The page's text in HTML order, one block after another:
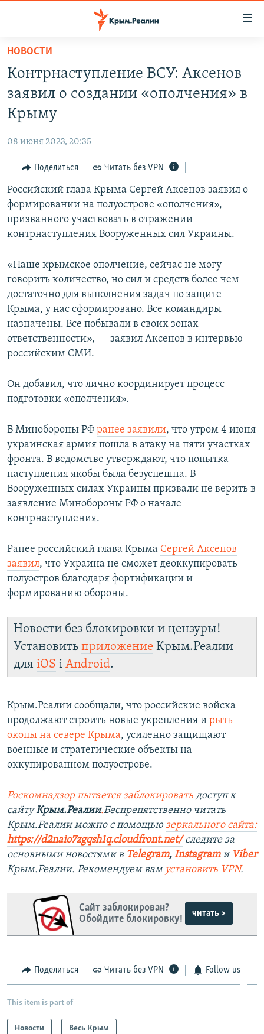
Вернуться
основному
содержанию
Вернутся
главной
Вернутся
поиску
СПЕЦПРОЕКТЫ
11 ЛЕТ ОККУПАЦИИ КРЫМА. 11 ИСТОРИЙ СОПРОТИВЛЕНИЯ
ВОДА
ЕЩЕ
ИНТЕРАКТИВ
ИНФОГРАФИКА
ТЕЛЕПРОЕКТ КРЫМ.РЕАЛИИ
СОВЕТЫ ПРАВОЗАЩИТНИКОВ
ПОБЕДИТЕЛЕЙ НЕ СУДЯТ?
КРЫМ.НЕПОКОРЕННЫЙ
УКРАИНСКАЯ ПРОБЛЕМА КРЫМА
РАДІО СВОБОДА
КАК ОБОЙТИ БЛОКИРОВКУ
Українською
Qırımtatar
Все сайты RFE/RL
НОВОСТИ
Контрнаступление ВСУ: Аксенов
заявил о создании «ополчения» в
Крыму
08 июня 2023, 20:35
Поделиться Читать без VPN
Российский глава Крыма Сергей Аксенов заявил о
формировании на полуострове «ополчения»,
призванного участвовать в отражении
контрнаступления Вооруженных сил Украины.
«Наше крымское ополчение, сейчас не могу
говорить количество, но сил и средств более чем
достаточно для выполнения задач по защите
Крыма, у нас сформировано. Все командиры
назначены. Все побывали в своих зонах
ответственности», — заявил Аксенов в интервью
российским СМИ.
Он добавил, что лично координирует процесс
подготовки «ополчения».
В Минобороны РФ ранее заявили, что утром 4 июня
украинская армия пошла в атаку на пяти участках
фронта. В ведомстве утверждают, что попытка
наступления якобы была безуспешна. В
Вооруженных силах Украины призвали не верить в
заявление Минобороны РФ о начале
контрнаступления.
Ранее российский глава Крыма Сергей Аксенов
заявил, что Украина не сможет деоккупировать
полуостров благодаря фортификации и
формированию обороны.
Новости без блокировки и цензуры!
Установить приложение Крым.Реалии
для iOS і Android.
Крым.Реалии сообщали, что российские войска
продолжают строить новые укрепления и рыть
окопы на севере Крыма, усиленно защищают
военные и стратегические объекты на
оккупированном полуострове.
Роскомнадзор пытается заблокировать доступ к
сайтуКрым.Реалии.Беспрепятственно читать
Крым.Реалии можно с помощью зеркального сайта:
https://d2naio7zgqsh1q.cloudfront.net/ следите за
основными новостями в Telegram, Instagramи Viber
Крым.Реалии. Рекомендуем вам установить VPN.
Сайт заблокирован?
Обойдите блокировку!
читать >
Поделиться Читать без VPN Follow us
This item is part of
Новости Весь Крым